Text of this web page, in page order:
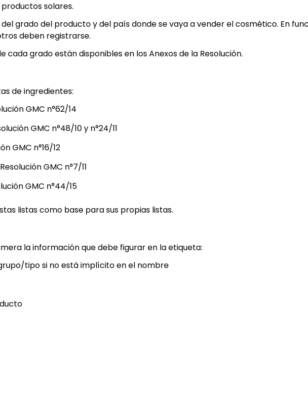
solares.
grado del producto y del país donde se vaya a vender el cosmético. En
deben registrarse.
cada grado están disponibles en los Anexos de la Resolución.
de ingredientes:
GMC n°62/14
GMC n°48/10 y n°24/11
GMC n°16/12
GMC n°7/11
GMC n°44/15
listas como base para sus propias listas.
la información que debe figurar en la etiqueta:
tipo si no está implícito en el nombre